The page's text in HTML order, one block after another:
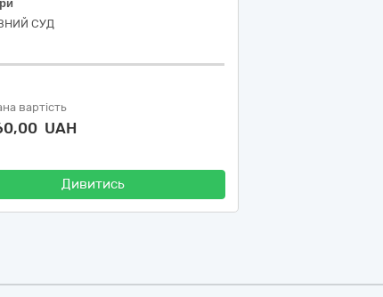
СУД
вартість
UAH
Дивитись